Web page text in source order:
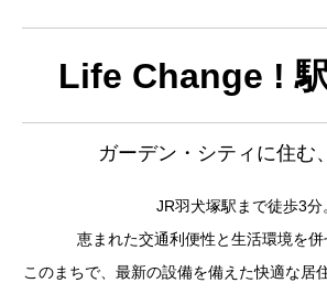
Life Change !
ガーデン・シティに住む
JR羽犬塚駅まで徒歩3分
恵まれた交通利便性と生活環境を併
このまちで、最新の設備を備えた快適な居